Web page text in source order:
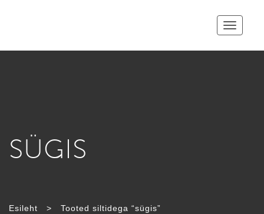
Toggle
SÜGIS
Esileht > Tooted siltidega “sügis”